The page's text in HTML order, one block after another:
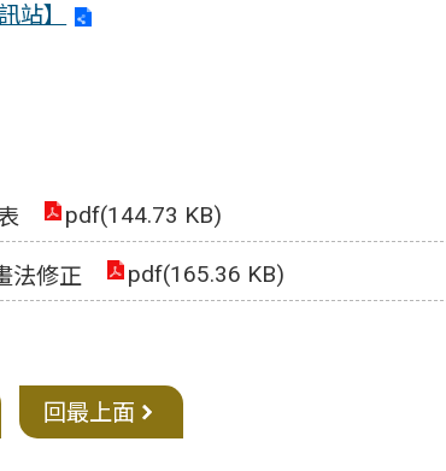
站】
pdf(144.73 KB)
法修正 pdf(165.36 KB)
回最上面